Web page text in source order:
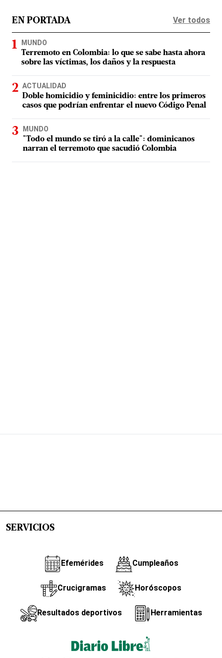
EN PORTADA Ver todos
MUNDO
Terremoto en Colombia: lo que se sabe hasta ahora
sobre las víctimas, los daños y la respuesta
ACTUALIDAD
Doble homicidio y feminicidio: entre los primeros
casos que podrían enfrentar el nuevo Código Penal
MUNDO
"Todo el mundo se tiró a la calle": dominicanos
narran el terremoto que sacudió Colombia
SERVICIOS
Efemérides Cumpleaños
Crucigramas Horóscopos
Resultados deportivos Herramientas